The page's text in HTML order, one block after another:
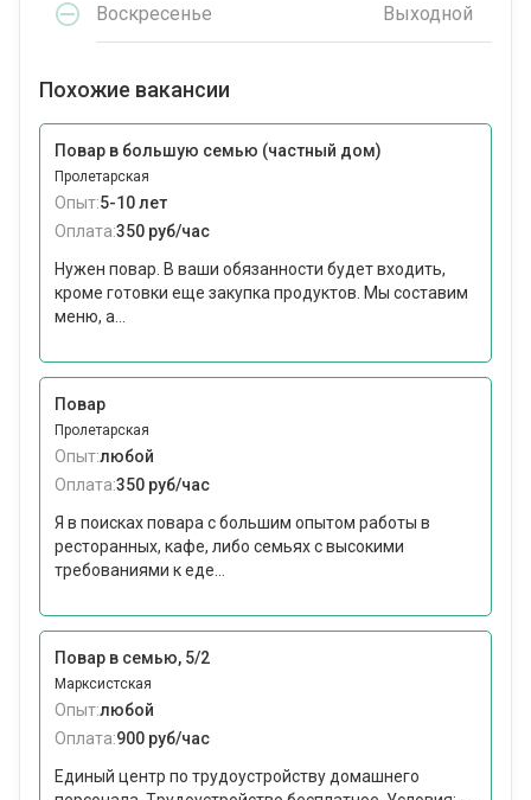
Воскресенье Выходной
Похожие вакансии
Повар в большую семью (частный дом)
Пролетарская
Опыт:5-10 лет
Оплата:350 руб/час
Нужен повар. В ваши обязанности будет входить,
кроме готовки еще закупка продуктов. Мы составим
меню, а...
Повар
Пролетарская
Опыт:любой
Оплата:350 руб/час
Я в поисках повара с большим опытом работы в
ресторанных, кафе, либо семьях с высокими
требованиями к еде...
Повар в семью, 5/2
Марксистская
Опыт:любой
Оплата:900 руб/час
Единый цeнтр по трудoустpойcтву домашнегo